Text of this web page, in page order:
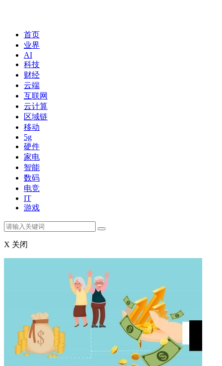
首页
业界
AI
科技
财经
云端
互联网
云计算
区域链
移动
5g
硬件
家电
智能
数码
电竞
IT
游戏
X 关闭